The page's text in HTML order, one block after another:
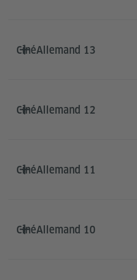
CinéAllemand 13
CinéAllemand 12
CinéAllemand 11
CinéAllemand 10